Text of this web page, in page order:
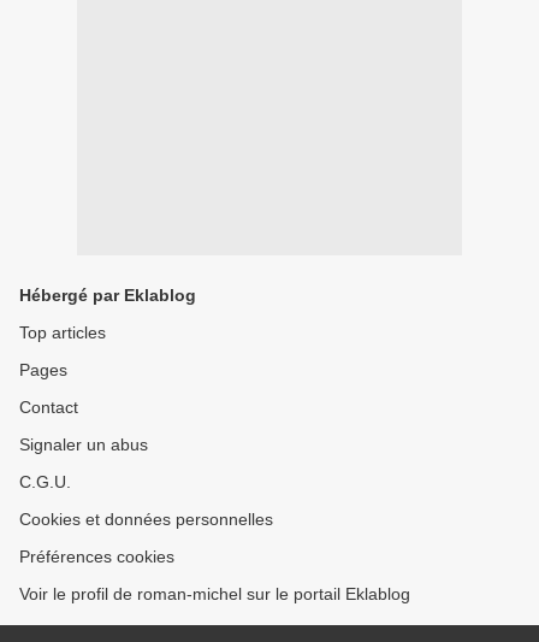
Hébergé par Eklablog
Top articles
Pages
Contact
Signaler un abus
C.G.U.
Cookies et données personnelles
Préférences cookies
Voir le profil de roman-michel sur le portail Eklablog